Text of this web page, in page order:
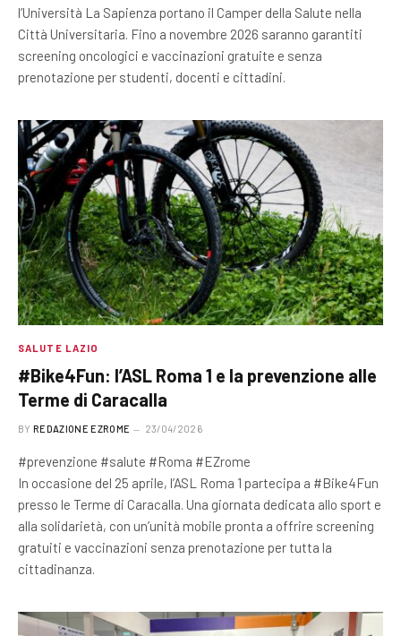
l’Università La Sapienza portano il Camper della Salute nella
Città Universitaria. Fino a novembre 2026 saranno garantiti
screening oncologici e vaccinazioni gratuite e senza
prenotazione per studenti, docenti e cittadini.
SALUTE LAZIO
#Bike4Fun: l’ASL Roma 1 e la prevenzione alle
Terme di Caracalla
BY REDAZIONE EZROME 23/04/2026
#prevenzione #salute #Roma #EZrome
In occasione del 25 aprile, l’ASL Roma 1 partecipa a #Bike4Fun
presso le Terme di Caracalla. Una giornata dedicata allo sport e
alla solidarietà, con un’unità mobile pronta a offrire screening
gratuiti e vaccinazioni senza prenotazione per tutta la
cittadinanza.